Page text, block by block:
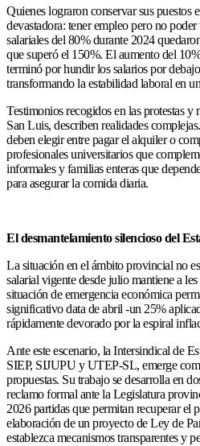
Quienes lograron conservar sus puestos
devastadora: tener empleo pero no
salariales del 80% durante 2024
que superó el 150%. El aumento del
terminó por hundir los salarios por
transformando la estabilidad laboral en
Testimonios recogidos en las protestas
San Luis, describen realidades
deben elegir entre pagar el alquiler o
profesionales universitarios que
informales y familias enteras que
para asegurar la comida diaria.
El desmantelamiento silencioso del
La situación en el ámbito provincial no
salarial vigente desde julio mantiene a les
situación de emergencia económica
significativo data de abril -un 25%
rápidamente devorado por la espiral
Ante este escenario, la Intersindical de
SIEP, SIJUPU y UTEP-SL, emerge
propuestas. Su trabajo se desarrolla en
reclamo formal ante la Legislatura
2026 partidas que permitan recuperar el
elaboración de un proyecto de Ley de
establezca mecanismos transparentes y